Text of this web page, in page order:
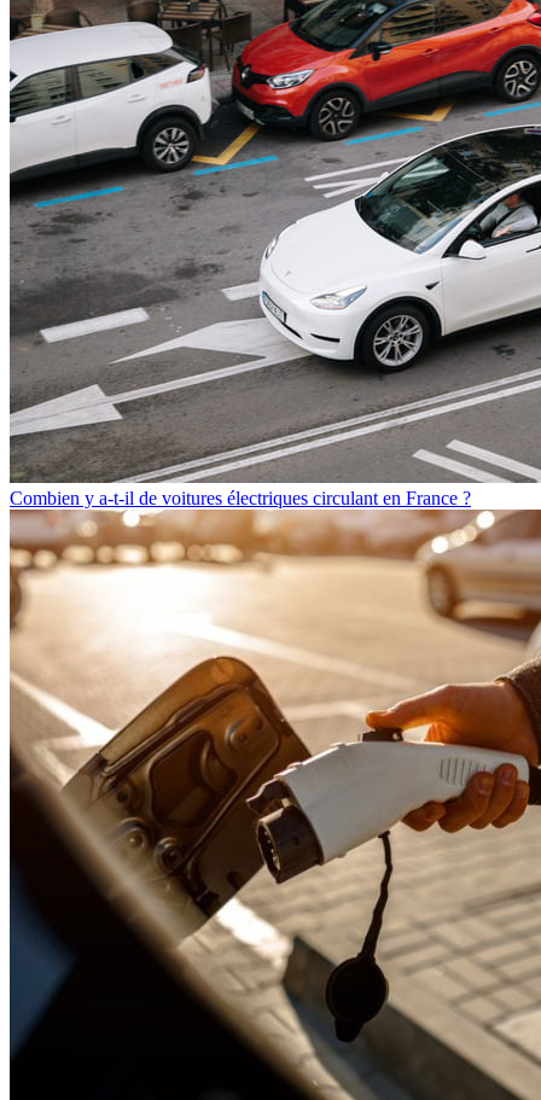
Combien y a-t-il de voitures électriques circulant en France ?